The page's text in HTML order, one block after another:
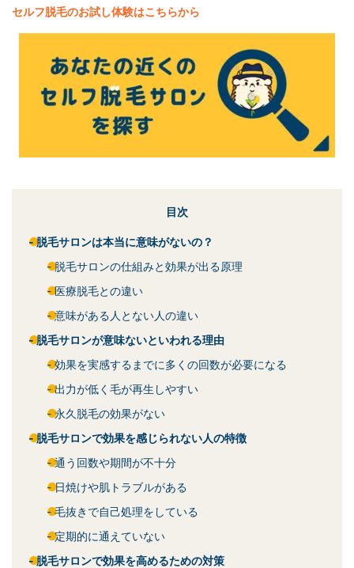
セルフ脱毛のお試し体験はこちらから
目次
脱毛サロンは本当に意味がないの？
脱毛サロンの仕組みと効果が出る原理
医療脱毛との違い
意味がある人とない人の違い
脱毛サロンが意味ないといわれる理由
効果を実感するまでに多くの回数が必要になる
出力が低く毛が再生しやすい
永久脱毛の効果がない
脱毛サロンで効果を感じられない人の特徴
通う回数や期間が不十分
日焼けや肌トラブルがある
毛抜きで自己処理をしている
定期的に通えていない
脱毛サロンで効果を高めるための対策